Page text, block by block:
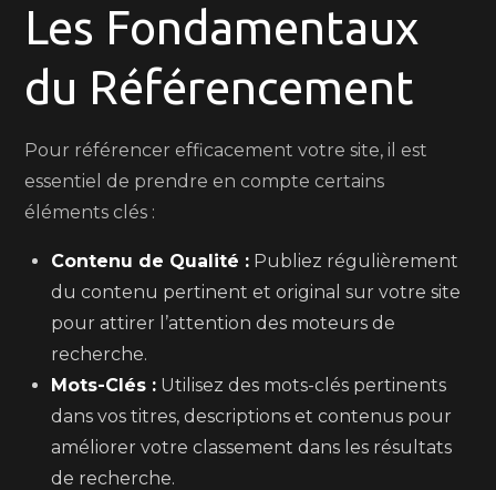
Les Fondamentaux
du Référencement
Pour référencer efficacement votre site, il est
essentiel de prendre en compte certains
éléments clés :
Contenu de Qualité : Publiez régulièrement
du contenu pertinent et original sur votre site
pour attirer l’attention des moteurs de
recherche.
Mots-Clés : Utilisez des mots-clés pertinents
dans vos titres, descriptions et contenus pour
améliorer votre classement dans les résultats
de recherche.